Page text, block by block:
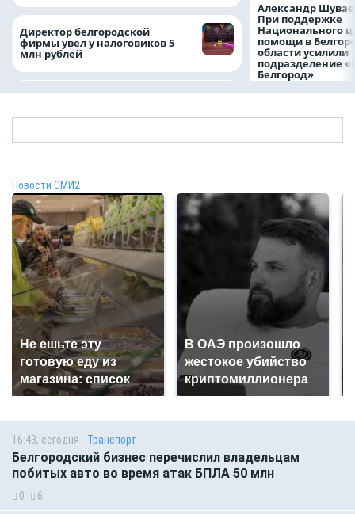
Директор белгородской
фирмы увел у налоговиков 5
млн рублей
Александр
При поддержке
Национального
помощи в
области усилили
подразделение
Белгород»
Новости СМИ2
Не ешьте эту
готовую еду из
магазина: список
В ОАЭ произошло
жестокое убийство
криптомиллионера
16:43, сегодня Транспорт
Белгородский бизнес перечислил владельцам
побитых авто во время атак БПЛА 50 млн
0 6